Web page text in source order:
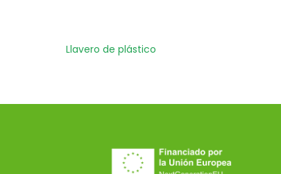
Llavero de plástico